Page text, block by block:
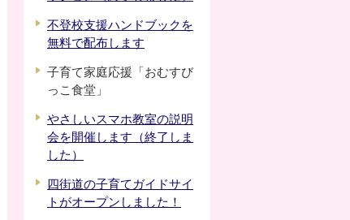
不登校支援ハンドブックを
無料で配布します
子育て家庭応援「おむすび
っこ食堂」
やさしいスマホ教室の説明
会を開催します（終了しま
した）
四街道の子育てガイドサイ
トがオープンしました！